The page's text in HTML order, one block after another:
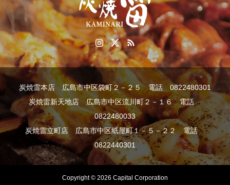
炭焼雷本店 広島市中区袋町２－２５ 電話 0822480301
炭焼雷新天地店 広島市中区流川町２－１６ 電話
0822480033
炭焼雷立町店 広島市中区紙屋町１－５－２２ 電話
0822440301
Copyright © 2026 Capital Corporation